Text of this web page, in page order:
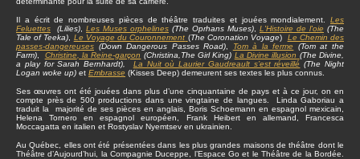
Il a écrit de nombreuses pièces de théâtre traduites et jouées mondialement. Les
Feluettes (Lilies) Les Muses orphelines (The Oprhans Muses) L'Histoire de l'oie (The
Tale of Teeka)
Le Voyage du Couronnement (The Coronation Voyage) Le Chemin des
passes-dangereuses (Down Dangerous Passes Road) Tom à la ferme
(Tom at the
Farm)
Christine , la Reine-garçon (Christina,The Girl King) La Divine illusion (The Divine,
a play for Sarah Bernhardt),
La Nuit où Laurier Gaudreault s’est réveillé (The Night
Logan woke up) et Embrasse (Kisses Deep) demeurent ses textes les plus connus.
Ses œuvres ont été jouées dans plus d’une cinquantaine de pays et à ce jour, on en
compte près de 500 productions dans une vingtaine de langues. Linda Gaboriau a
traduit la majorité de ses pièces en anglais, Boris Schoemann en espagnol mexicain,
Helena Tornero en espagnol européen, Frank Heibert en allemand, Francesca
Moccagatta en italien et Rostyslav Nyemtsev en ukrainien.
Au Québec, elles ont été présentées dans les plus grandes maisons de théâtre dont le
Théâtre d’Aujourd’hui, la Compagnie Duceppe, l’Espace Go et le Théâtre de la Bordée.